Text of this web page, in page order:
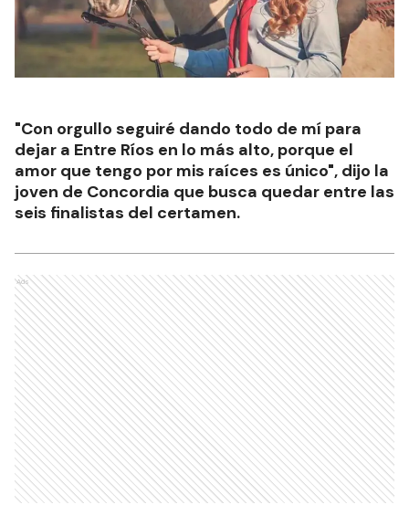
"Con orgullo seguiré dando todo de mí para
dejar a Entre Ríos en lo más alto, porque el
amor que tengo por mis raíces es único", dijo la
joven de Concordia que busca quedar entre las
seis finalistas del certamen.
Ads